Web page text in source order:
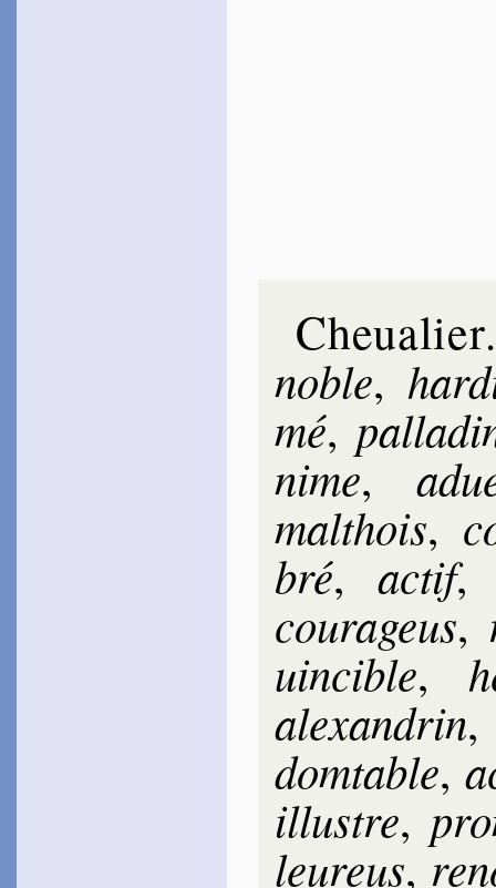
Cheualier
noble,
mé,
nime,
mal­thois,
bré, actif
cou­ra­geus,
uin­cible,
alexan­drin
dom­table,
il­lustre,
leu­reus,